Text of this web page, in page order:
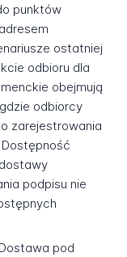
punktów
ostatniej
odbioru dla
obejmują
odbiorcy
zarejestrowania
podpisu nie
Dostawa pod